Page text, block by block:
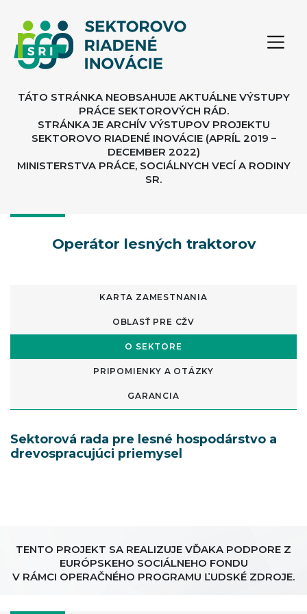
TÁTO STRÁNKA NEOBSAHUJE AKTUÁLNE VÝSTUPY
PRÁCE SEKTOROVÝCH RÁD.
STRÁNKA JE ARCHÍV VÝSTUPOV PROJEKTU
SEKTOROVO RIADENÉ INOVÁCIE (APRÍL 2019 –
DECEMBER 2022)
MINISTERSTVA PRÁCE, SOCIÁLNYCH VECÍ A RODINY
SR.
Operátor lesných traktorov
KARTA ZAMESTNANIA
OBLASŤ PRE CŽV
O SEKTORE
PRIPOMIENKY A OTÁZKY
GARANCIA
Sektorová rada pre lesné hospodárstvo a
drevospracujúci priemysel
TENTO PROJEKT SA REALIZUJE VĎAKA PODPORE Z
EURÓPSKEHO SOCIÁLNEHO FONDU
V RÁMCI OPERAČNÉHO PROGRAMU ĽUDSKÉ ZDROJE.